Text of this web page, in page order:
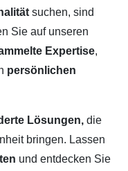
suchen, sind
Sie auf unseren
Expertise,
persönlichen
Lösungen, die
bringen. Lassen
und entdecken Sie